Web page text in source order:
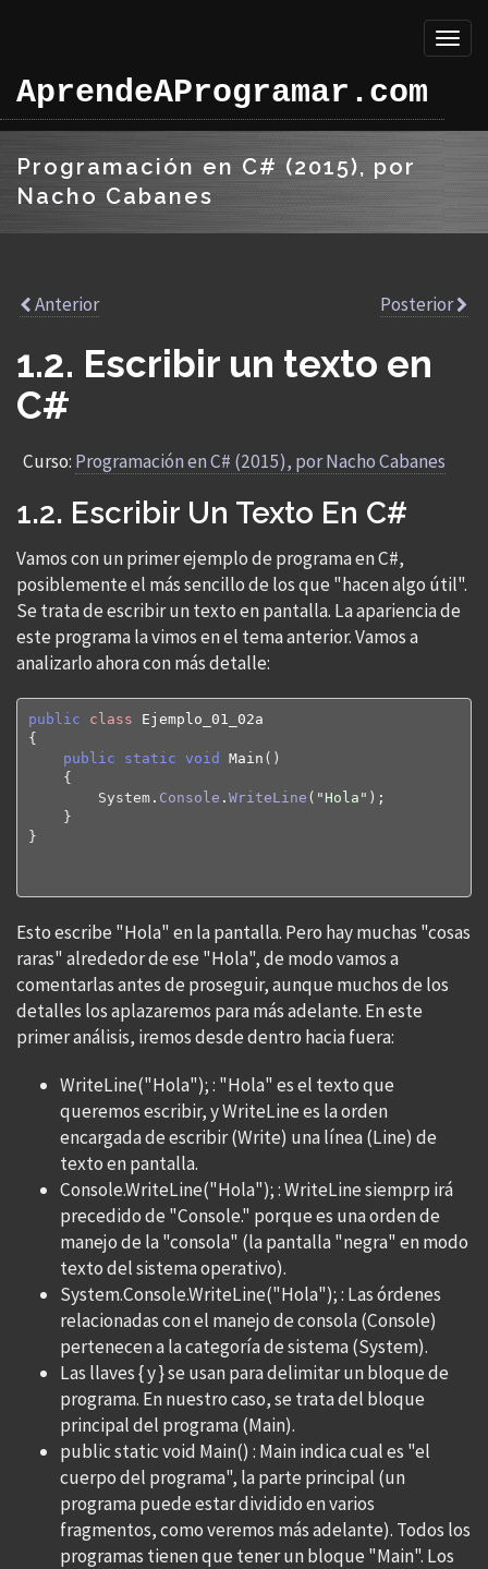
AprendeAProgramar.com
Programación en C# (2015), por
Nacho Cabanes
Anterior Posterior
1.2. Escribir un texto en
C#
Curso: Programación en C# (2015), por Nacho Cabanes
1.2. Escribir Un Texto En C#
Vamos con un primer ejemplo de programa en C#,
posiblemente el más sencillo de los que "hacen algo útil".
Se trata de escribir un texto en pantalla. La apariencia de
este programa la vimos en el tema anterior. Vamos a
analizarlo ahora con más detalle:
public class
{
public
static void Main ( )
{
System. Console . WriteLine ( "Hola" ) ;
}
}
Esto escribe "Hola" en la pantalla. Pero hay muchas "cosas
raras" alrededor de ese "Hola", de modo vamos a
comentarlas antes de proseguir, aunque muchos de los
detalles los aplazaremos para más adelante. En este
primer análisis, iremos desde dentro hacia fuera:
WriteLine("Hola"); : "Hola" es el texto que
queremos escribir, y WriteLine es la orden
encargada de escribir (Write) una línea (Line) de
texto en pantalla.
Console.WriteLine("Hola"); : WriteLine siemprp irá
precedido de "Console." porque es una orden de
manejo de la "consola" (la pantalla "negra" en modo
texto del sistema operativo).
System.Console.WriteLine("Hola"); : Las órdenes
relacionadas con el manejo de consola (Console)
pertenecen a la categoría de sistema (System).
Las llaves { y } se usan para delimitar un bloque de
programa. En nuestro caso, se trata del bloque
principal del programa (Main).
public static void Main() : Main indica cual es "el
cuerpo del programa", la parte principal (un
programa puede estar dividido en varios
fragmentos, como veremos más adelante). Todos los
programas tienen que tener un bloque "Main". Los